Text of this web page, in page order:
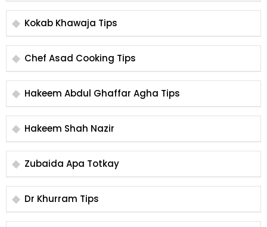
Kokab Khawaja Tips
Chef Asad Cooking Tips
Hakeem Abdul Ghaffar Agha Tips
Hakeem Shah Nazir
Zubaida Apa Totkay
Dr Khurram Tips